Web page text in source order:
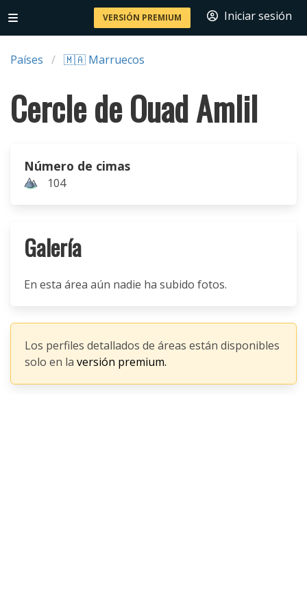
VERSIÓN PREMIUM Iniciar sesión
Países 🇲🇦 Marruecos
Cercle de Ouad Amlil
Número de cimas
104
Galería
En esta área aún nadie ha subido fotos.
Los perfiles detallados de áreas están disponibles
solo en la versión premium.